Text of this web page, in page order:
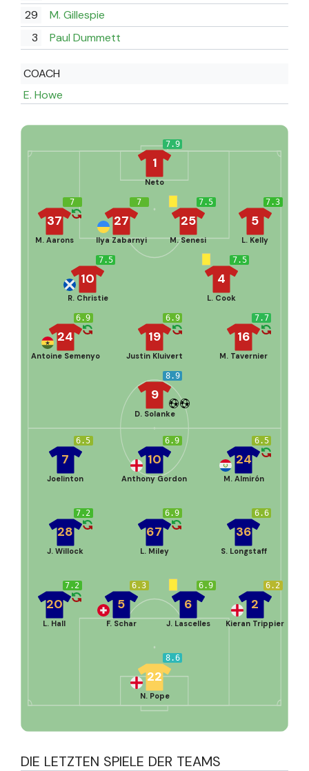
29
M. Gillespie
3
Paul Dummett
COACH
E. Howe
7.9
1
Neto
7.3
5
L. Kelly
7.5
25
M. Senesi
7
27
Ilya Zabarnyi
7
37
M. Aarons
7.5
4
L. Cook
7.5
10
R. Christie
7.7
16
M. Tavernier
6.9
19
Justin Kluivert
6.9
24
Antoine Semenyo
8.9
9
D. Solanke
8.6
22
N. Pope
7.2
20
L. Hall
6.3
5
F. Schar
6.9
6
J. Lascelles
6.2
2
Kieran Trippier
7.2
28
J. Willock
6.9
67
L. Miley
6.6
36
S. Longstaff
6.5
7
Joelinton
6.9
10
Anthony Gordon
6.5
24
M. Almirón
DIE LETZTEN SPIELE DER TEAMS